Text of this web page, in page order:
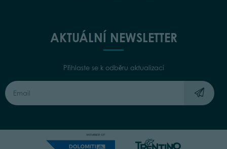
AKTUÁLNÍ NEWSLETTER
Přihlaste se k odběru aktualizací